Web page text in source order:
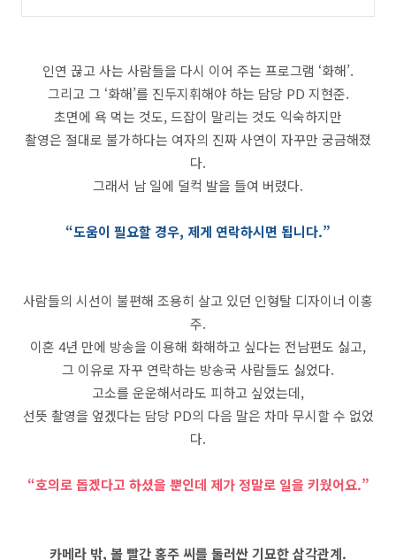
인연 끊고 사는 사람들을 다시 이어 주는 프로그램 ‘화해’.
그리고 그 ‘화해’를 진두지휘해야 하는 담당 PD 지현준.
초면에 욕 먹는 것도, 드잡이 말리는 것도 익숙하지만
촬영은 절대로 불가하다는 여자의 진짜 사연이 자꾸만 궁금해졌
다.
그래서 남 일에 덜컥 발을 들여 버렸다.
“도움이 필요할 경우, 제게 연락하시면 됩니다.”
사람들의 시선이 불편해 조용히 살고 있던 인형탈 디자이너 이홍
주.
이혼 4년 만에 방송을 이용해 화해하고 싶다는 전남편도 싫고,
그 이유로 자꾸 연락하는 방송국 사람들도 싫었다.
고소를 운운해서라도 피하고 싶었는데,
선뜻 촬영을 엎겠다는 담당 PD의 다음 말은 차마 무시할 수 없었
다.
“호의로 돕겠다고 하셨을 뿐인데 제가 정말로 일을 키웠어요.”
카메라 밖, 볼 빨간 홍주 씨를 둘러싼 기묘한 삼각관계.